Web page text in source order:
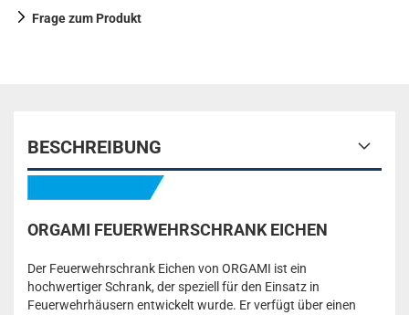
Frage zum Produkt
BESCHREIBUNG
ORGAMI FEUERWEHRSCHRANK EICHEN
Der Feuerwehrschrank Eichen von ORGAMI ist ein
hochwertiger Schrank, der speziell für den Einsatz in
Feuerwehrhäusern entwickelt wurde. Er verfügt über einen